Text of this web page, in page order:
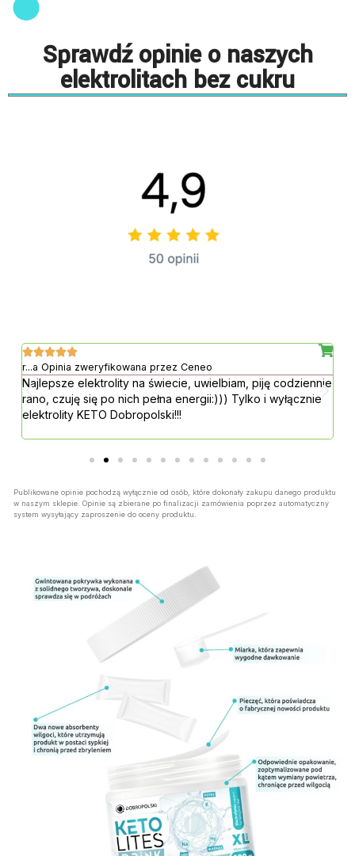
Sprawdź opinie o naszych
elektrolitach bez cukru

r...a Opinia zweryfikowana przez Ceneo
Najlepsze elektrolity na świecie, uwielbiam, piję codziennie
rano, czuję się po nich pełna energii:))) Tylko i wyłącznie
elektrolity KETO Dobropolski!!!
Publikowane opinie pochodzą wyłącznie od osób, które dokonały zakupu danego produktu
w naszym sklepie. Opinie są zbierane po finalizacji zamówienia poprzez automatyczny
system wysyłający zaproszenie do oceny produktu.